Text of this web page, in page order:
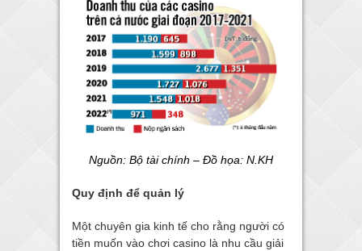
Nguồn: Bộ tài chính – Đồ họa: N.KH
Quy định để quản lý
Một chuyên gia kinh tế cho rằng người có
tiền muốn vào chơi casino là nhu cầu giải